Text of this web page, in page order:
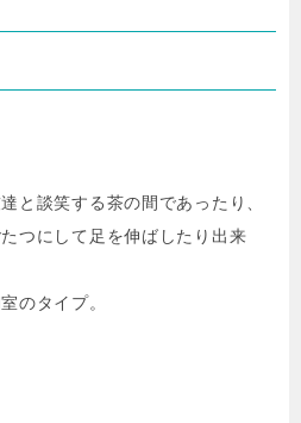
と談笑する茶の間であったり、
つにして足を伸ばしたり出来
のタイプ。